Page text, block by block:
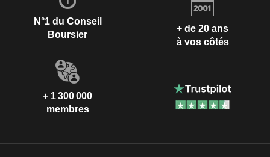
N°1 du Conseil
Boursier
+ de 20 ans
à vos côtés
+ 1 300 000
membres